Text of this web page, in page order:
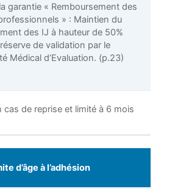
garantie « Remboursement des
» : Maintien du
des IJ à hauteur de 50%
de validation par le
Médical d’Evaluation. (p.23)
cas de reprise et limité à 6 mois
d’âge à l’adhésion